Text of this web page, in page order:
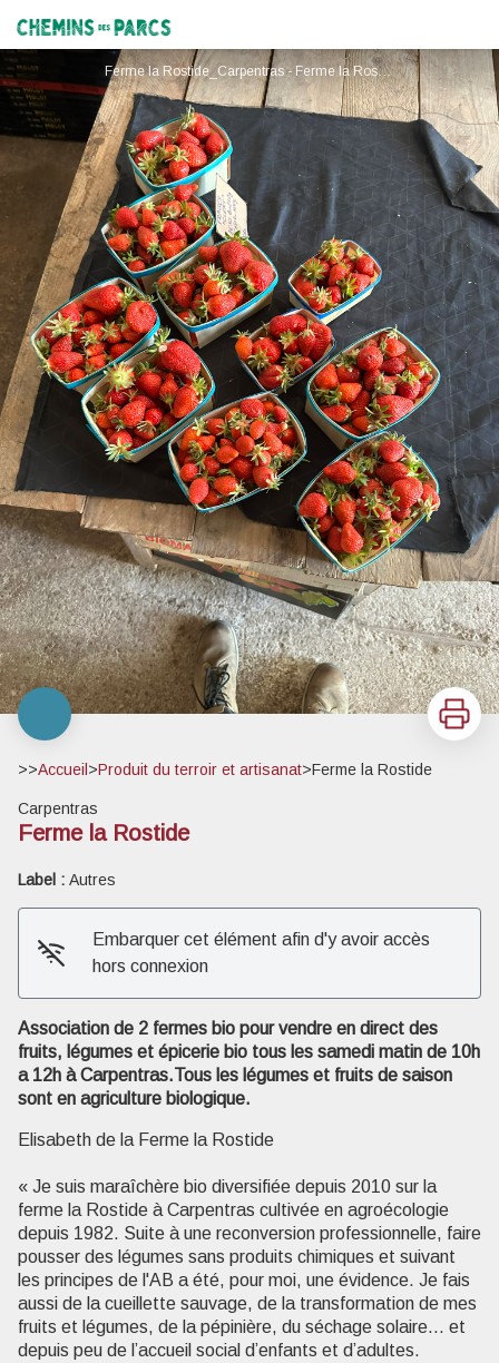
Chemins des Parcs
Ferme la Rostide_Carpentras - Ferme la Rostide
Voir l'image en plein écran
Imprimer
>>Accueil >Produit du terroir et artisanat>Ferme la Rostide
Carpentras
Ferme la Rostide
Label : Autres
Embarquer cet élément afin d'y avoir accès
hors connexion
Association de 2 fermes bio pour vendre en direct des
fruits, légumes et épicerie bio tous les samedi matin de 10h
a 12h à Carpentras.Tous les légumes et fruits de saison
sont en agriculture biologique.
Elisabeth de la Ferme la Rostide
« Je suis maraîchère bio diversifiée depuis 2010 sur la
ferme la Rostide à Carpentras cultivée en agroécologie
depuis 1982. Suite à une reconversion professionnelle, faire
pousser des légumes sans produits chimiques et suivant
les principes de l'AB a été, pour moi, une évidence. Je fais
aussi de la cueillette sauvage, de la transformation de mes
fruits et légumes, de la pépinière, du séchage solaire… et
depuis peu de l’accueil social d’enfants et d’adultes.